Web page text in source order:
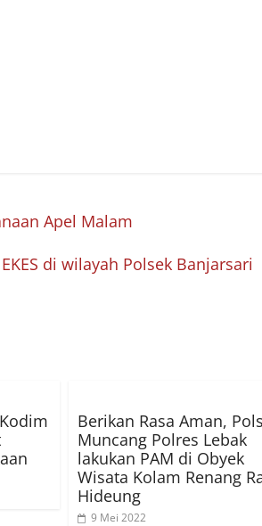
Apel Malam
di wilayah Polsek Banjarsari
Berikan Rasa Aman,
Muncang Polres Lebak
lakukan PAM di Obyek
Wisata Kolam Renang
Hideung
9 Mei 2022